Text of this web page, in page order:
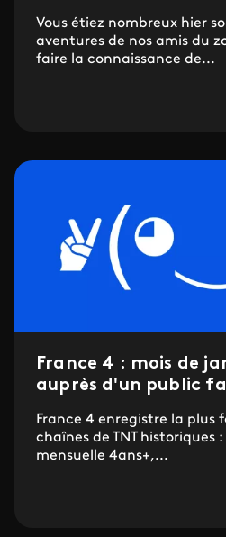
Vous étiez nombreux hier
aventures de nos amis du
faire la connaissance de...
France 4 : mois de
auprès d'un public
France 4 enregistre la plus
chaînes de TNT historiques :
mensuelle 4ans+,...